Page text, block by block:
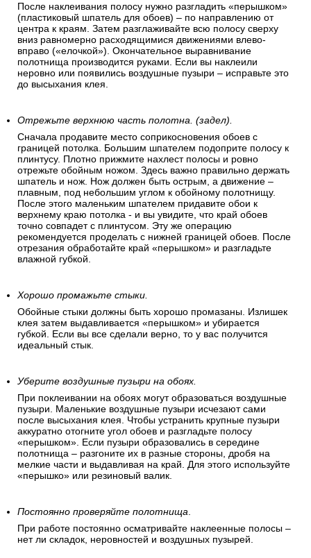
После наклеивания полосу нужно разгладить «перышком»
(пластиковый шпатель для обоев) – по направлению от
центра к краям. Затем разглаживайте всю полосу сверху
вниз равномерно расходящимися движениями влево-
вправо («елочкой»). Окончательное выравнивание
полотнища производится руками. Если вы наклеили
неровно или появились воздушные пузыри – исправьте это
до высыхания клея.
Отрежьте верхнюю часть полотна. (задел).
Сначала продавите место соприкосновения обоев с
границей потолка. Большим шпателем подоприте полосу к
плинтусу. Плотно прижмите нахлест полосы и ровно
отрежьте обойным ножом. Здесь важно правильно держать
шпатель и нож. Нож должен быть острым, а движение –
плавным, под небольшим углом к обойному полотнищу.
После этого маленьким шпателем придавите обои к
верхнему краю потолка - и вы увидите, что край обоев
точно совпадет с плинтусом. Эту же операцию
рекомендуется проделать с нижней границей обоев. После
отрезания обработайте край «перышком» и разгладьте
влажной губкой.
Хорошо промажьте стыки.
Обойные стыки должны быть хорошо промазаны. Излишек
клея затем выдавливается «перышком» и убирается
губкой. Если вы все сделали верно, то у вас получится
идеальный стык.
Уберите воздушные пузыри на обоях.
При поклеивании на обоях могут образоваться воздушные
пузыри. Маленькие воздушные пузыри исчезают сами
после высыхания клея. Чтобы устранить крупные пузыри
аккуратно отогните угол обоев и разгладьте полосу
«перышком». Если пузыри образовались в середине
полотнища – разгоните их в разные стороны, дробя на
мелкие части и выдавливая на край. Для этого используйте
«перышко» или резиновый валик.
Постоянно проверяйте полотнища.
При работе постоянно осматривайте наклеенные полосы –
нет ли складок, неровностей и воздушных пузырей.